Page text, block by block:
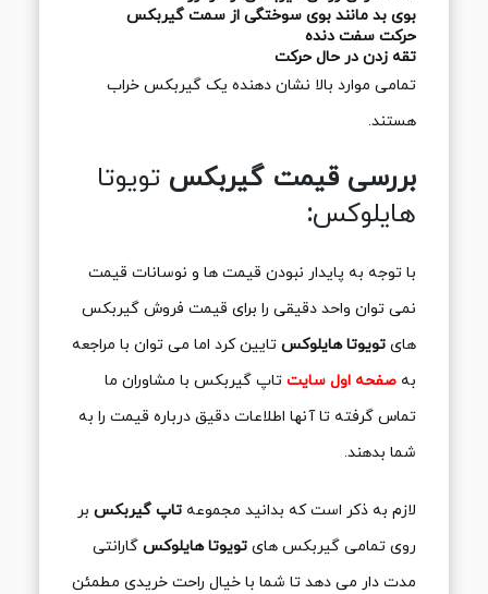
بوی بد مانند بوی سوختگی از سمت گیربکس
حرکت سفت دنده
تقه زدن در حال حرکت
تمامی موارد بالا نشان دهنده یک گیربکس خراب
هستند.
بررسی قیمت گیربکس تویوتا
هایلوکس:
با توجه به پایدار نبودن قیمت ها و نوسانات قیمت
نمی توان واحد دقیقی را برای قیمت فروش گیربکس
های تویوتا هایلوکس تایین کرد اما می توان با مراجعه
به صفحه اول سایتتاپ گیربکس با مشاوران ما
تماس گرفته تا آنها اطلاعات دقیق درباره قیمت را به
شما بدهند.
لازم به ذکر است که بدانید مجموعه تاپ گیربکسبر
روی تمامی گیربکس های تویوتا هایلوکس گارانتی
مدت دار می دهد تا شما با خیال راحت خریدی مطمئن